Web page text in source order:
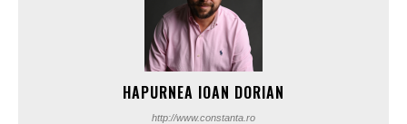
HAPURNEA IOAN DORIAN
http://www.constanta.ro